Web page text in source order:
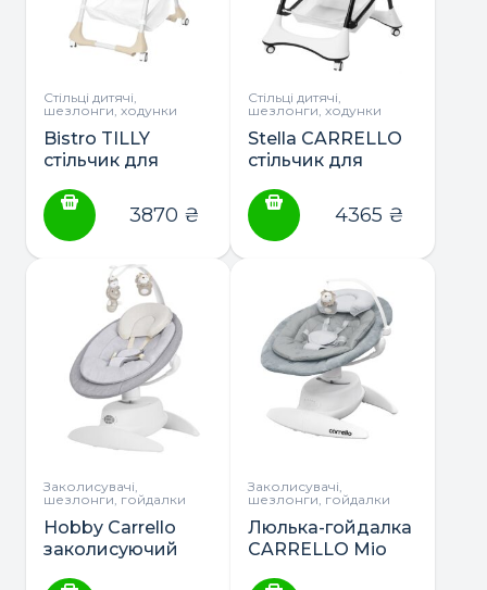
Стільці дитячі,
шезлонги, ходунки
Bistro TILLY
стільчик для
3870 ₴
Стільці дитячі,
шезлонги, ходунки
Stella CARRELLO
стільчик для
4365 ₴
Заколисувачі,
шезлонги, гойдалки
Hobby Carrello
заколисуючий
Заколисувачі,
шезлонги, гойдалки
Люлька-гойдалка
CARRELLO Mio